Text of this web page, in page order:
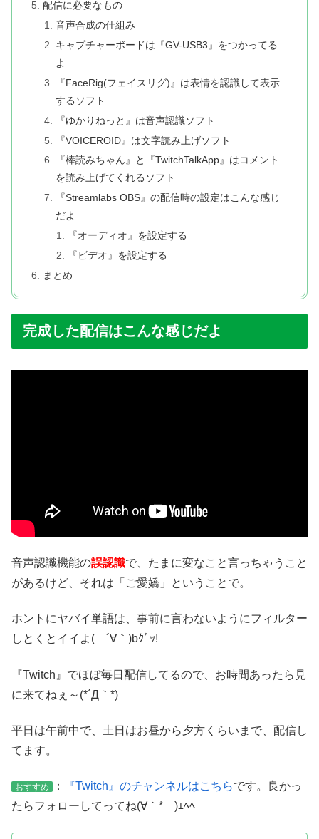
配信に必要なもの
音声合成の仕組み
キャプチャーボードは『GV-USB3』をつかってる
よ
『FaceRig(フェイスリグ)』は表情を認識して表示
するソフト
『ゆかりねっと』は音声認識ソフト
『VOICEROID』は文字読み上げソフト
『棒読みちゃん』と『TwitchTalkApp』はコメント
を読み上げてくれるソフト
『Streamlabs OBS』の配信時の設定はこんな感じ
だよ
『オーディオ』を設定する
『ビデオ』を設定する
まとめ
完成した配信はこんな感じだよ
音声認識機能の誤認識で、たまに変なこと言っちゃうこと
があるけど、それは「ご愛嬌」ということで。
ホントにヤバイ単語は、事前に言わないようにフィルター
しとくとイイよ( ´∀｀)bｸﾞｯ!
『Twitch』でほぼ毎日配信してるので、お時間あったら見
に来てねぇ～(*´Д｀*)
平日は午前中で、土日はお昼から夕方くらいまで、配信し
てます。
おすすめ ： 『Twitch』のチャンネルはこちらです。良かっ
たらフォローしてってね(∀｀*ゞ)ｴﾍﾍ